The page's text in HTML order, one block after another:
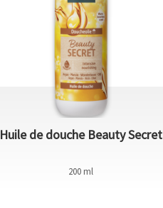
Huile de douche Beauty Secret
200 ml